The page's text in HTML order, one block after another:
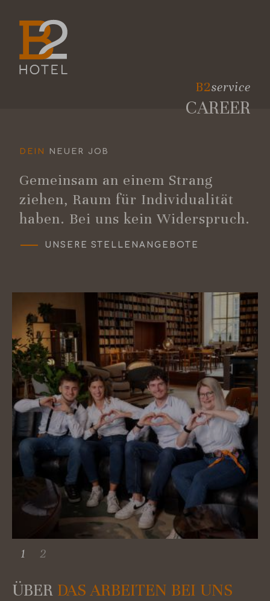
B2service
CAREER
DEIN NEUER JOB
Gemeinsam an einem Strang
ziehen, Raum für Individualität
haben. Bei uns kein Widerspruch.
UNSERE STELLENANGEBOTE
1 2
ÜBER DAS ARBEITEN BEI UNS